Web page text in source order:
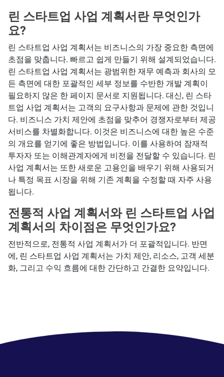
린 스타트업 사업 계획서란 무엇인가
요?
린 스타트업 사업 계획서는 비즈니스의 가장 중요한 측면에
초점을 맞춥니다. 빠르고 쉽게 만들기 위해 설계되었습니다.
린 스타트업 사업 계획서는 광범위한 재무 예측과 회사의 모
든 측면에 대한 포괄적인 세부 정보를 수반한 개발 계획이
필요하지 않은 한 페이지 문서로 지원됩니다. 대신, 린 스타
트업 사업 계획서는 고객의 요구사항과 문제에 관한 것입니
다. 비즈니스 가치 제안에 초점을 맞추어 경쟁자로부터 제공
서비스를 차별화합니다. 이것은 비즈니스에 대한 높은 수준
의 개요를 얻기에 좋은 방법입니다. 이를 사용하여 잠재적
투자자 또는 이해관계자에게 비전을 전달할 수 있습니다. 린
사업 계획서는 또한 새로운 고용인을 배우기 위해 사용되거
나 특정 목표 시장을 위해 기존 계획을 수정할 때 자주 사용
됩니다.
전통적 사업 계획서와 린 스타트업 사업
계획서의 차이점은 무엇인가요?
전반적으로, 전통적 사업 계획서가 더 포괄적입니다. 반면
에, 린 스타트업 사업 계획서는 가치 제안, 리소스, 고객 세분
화, 그리고 수익 흐름에 대한 간단하고 간결한 요약입니다.